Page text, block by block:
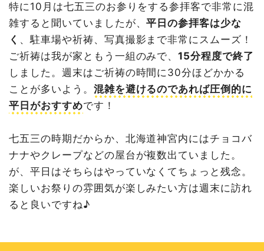
特に10月は七五三のお参りをする参拝客で非常に混
雑すると聞いていましたが、平日の参拝客は少な
く 、駐車場や祈祷、写真撮影まで非常にスムーズ！
ご祈祷は我が家ともう一組のみで、15分程度で終了
しました。週末はご祈祷の時間に30分ほどかかる
ことが多いよう。 混雑を避けるのであれば圧倒的に
平日がおすすめです！
七五三の時期だからか、北海道神宮内にはチョコバ
ナナやクレープなどの屋台が複数出ていました。
が、平日はそちらはやっていなくてちょっと残念。
楽しいお祭りの雰囲気が楽しみたい方は週末に訪れ
ると良いですね♪